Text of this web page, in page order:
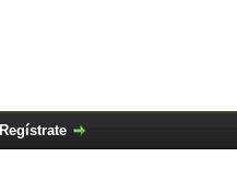
Regístrate